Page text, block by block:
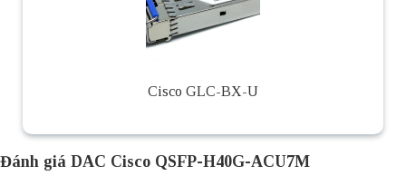
Cisco GLC-BX-U
Đánh giá DAC Cisco QSFP-H40G-ACU7M